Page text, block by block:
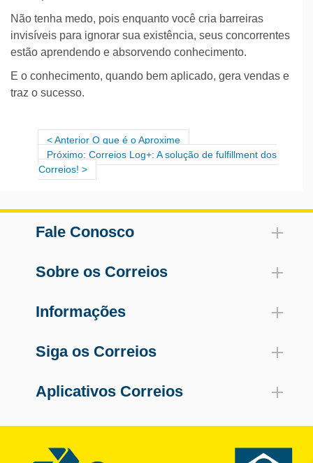
Não tenha medo, pois enquanto você cria barreiras
invisíveis para ignorar sua existência, seus concorrentes
estão aprendendo e absorvendo conhecimento.
E o conhecimento, quando bem aplicado, gera vendas e
traz o sucesso.
Anterior O que é o Aproxime
Próximo: Correios Log+: A solução de fulfillment dos
Correios!
Fale Conosco
Sobre os Correios
Informações
Siga os Correios
Aplicativos Correios